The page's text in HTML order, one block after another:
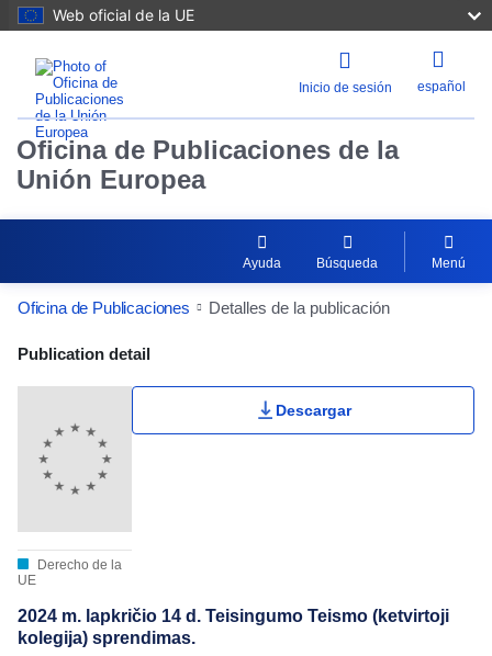
Web oficial de la UE
Inicio de sesión español
Oficina de Publicaciones de la
Unión Europea
Ayuda Búsqueda Menú
Oficina de Publicaciones Detalles de la publicación
Publication Detail Actions Portlet
Publication detail
Derecho de la
UE
Descargar
2024 m. lapkričio 14 d. Teisingumo Teismo (ketvirtoji
kolegija) sprendimas.